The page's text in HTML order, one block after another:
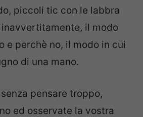
piccoli tic con le labbra
il modo
e perchè no, il modo in cui
di una mano.
pensare troppo,
ed osservate la vostra